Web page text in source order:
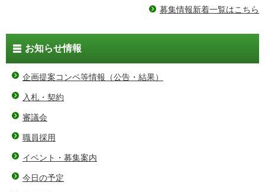
募集情報新着一覧はこちら
お知らせ情報
企画提案コンペ等情報（公告・結果）
入札・契約
審議会
職員採用
イベント・募集案内
今日の予定